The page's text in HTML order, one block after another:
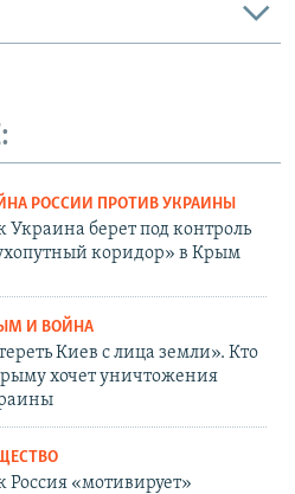
РОССИИ ПРОТИВ УКРАИНЫ
Украина берет под контроль
коридор» в Крым
И ВОЙНА
Киев с лица земли». Кто
хочет уничтожения
Россия «мотивирует»